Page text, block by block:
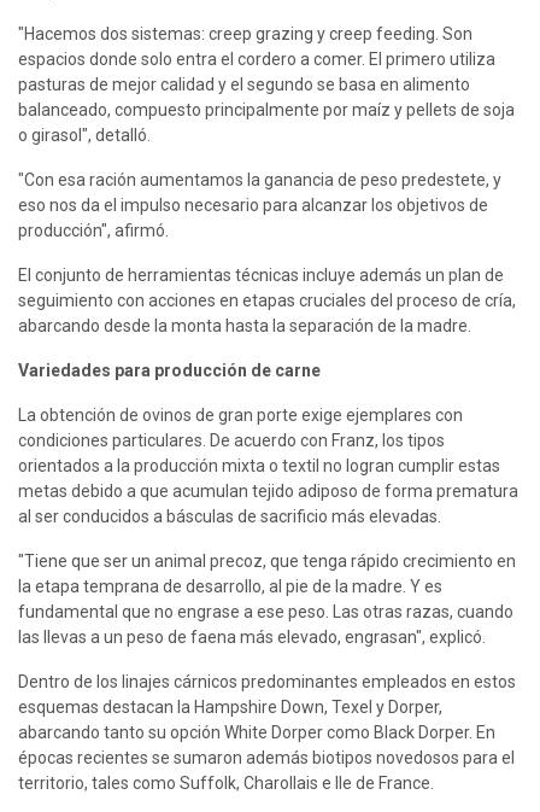
"Hacemos dos sistemas: creep grazing y creep feeding. Son
espacios donde solo entra el cordero a comer. El primero utiliza
pasturas de mejor calidad y el segundo se basa en alimento
balanceado, compuesto principalmente por maíz y pellets de soja
o girasol", detalló.
"Con esa ración aumentamos la ganancia de peso predestete, y
eso nos da el impulso necesario para alcanzar los objetivos de
producción", afirmó.
El conjunto de herramientas técnicas incluye además un plan de
seguimiento con acciones en etapas cruciales del proceso de cría,
abarcando desde la monta hasta la separación de la madre.
Variedades para producción de carne
La obtención de ovinos de gran porte exige ejemplares con
condiciones particulares. De acuerdo con Franz, los tipos
orientados a la producción mixta o textil no logran cumplir estas
metas debido a que acumulan tejido adiposo de forma prematura
al ser conducidos a básculas de sacrificio más elevadas.
"Tiene que ser un animal precoz, que tenga rápido crecimiento en
la etapa temprana de desarrollo, al pie de la madre. Y es
fundamental que no engrase a ese peso. Las otras razas, cuando
las llevas a un peso de faena más elevado, engrasan", explicó.
Dentro de los linajes cárnicos predominantes empleados en estos
esquemas destacan la Hampshire Down, Texel y Dorper,
abarcando tanto su opción White Dorper como Black Dorper. En
épocas recientes se sumaron además biotipos novedosos para el
territorio, tales como Suffolk, Charollais e Ile de France.